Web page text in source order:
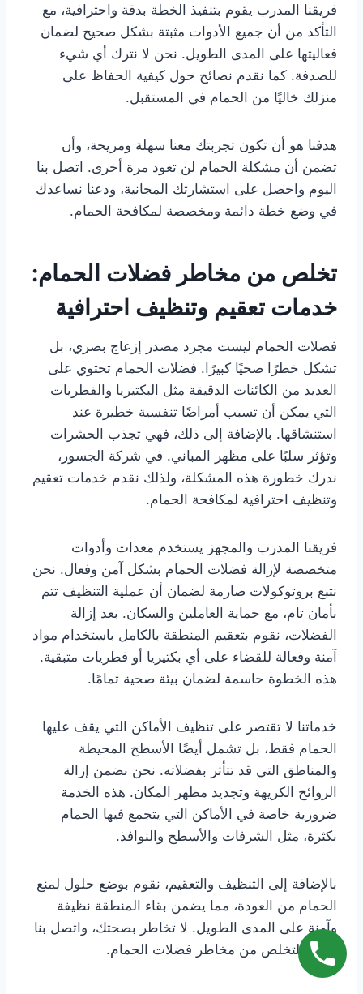
فريقنا المدرب يقوم بتنفيذ الخطة بدقة واحترافية، مع
التأكد من أن جميع الأدوات مثبتة بشكل صحيح لضمان
فعاليتها على المدى الطويل. نحن لا نترك أي شيء
للصدفة. كما نقدم نصائح حول كيفية الحفاظ على
منزلك خاليًا من الحمام في المستقبل.
هدفنا هو أن تكون تجربتك معنا سهلة ومريحة، وأن
تضمن أن مشكلة الحمام لن تعود مرة أخرى. اتصل بنا
اليوم واحصل على استشارتك المجانية، ودعنا نساعدك
في وضع خطة دائمة ومخصصة لمكافحة الحمام.
تخلص من مخاطر فضلات الحمام:
خدمات تعقيم وتنظيف احترافية
فضلات الحمام ليست مجرد مصدر إزعاج بصري، بل
تشكل خطرًا صحيًا كبيرًا. فضلات الحمام تحتوي على
العديد من الكائنات الدقيقة مثل البكتيريا والفطريات
التي يمكن أن تسبب أمراضًا تنفسية خطيرة عند
استنشاقها. بالإضافة إلى ذلك، فهي تجذب الحشرات
وتؤثر سلبًا على مظهر المباني. في شركة الجسور،
ندرك خطورة هذه المشكلة، ولذلك نقدم خدمات تعقيم
وتنظيف احترافية لمكافحة الحمام.
فريقنا المدرب والمجهز يستخدم معدات وأدوات
متخصصة لإزالة فضلات الحمام بشكل آمن وفعال. نحن
نتبع بروتوكولات صارمة لضمان أن عملية التنظيف تتم
بأمان تام، مع حماية العاملين والسكان. بعد إزالة
الفضلات، نقوم بتعقيم المنطقة بالكامل باستخدام مواد
آمنة وفعالة للقضاء على أي بكتيريا أو فطريات متبقية.
هذه الخطوة حاسمة لضمان بيئة صحية تمامًا.
خدماتنا لا تقتصر على تنظيف الأماكن التي يقف عليها
الحمام فقط، بل تشمل أيضًا الأسطح المحيطة
والمناطق التي قد تتأثر بفضلاته. نحن نضمن إزالة
الروائح الكريهة وتجديد مظهر المكان. هذه الخدمة
ضرورية خاصة في الأماكن التي يتجمع فيها الحمام
بكثرة، مثل الشرفات والأسطح والنوافذ.
بالإضافة إلى التنظيف والتعقيم، نقوم بوضع حلول لمنع
الحمام من العودة، مما يضمن بقاء المنطقة نظيفة
وآمنة على المدى الطويل. لا تخاطر بصحتك، واتصل بنا
اليوم للتخلص من مخاطر فضلات الحمام.